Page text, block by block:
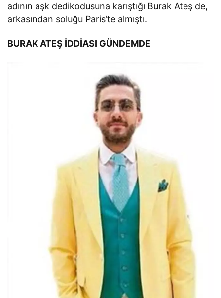
adının aşk dedikodusuna karıştığı Burak Ateş de,
arkasından soluğu Paris’te almıştı.
BURAK ATEŞ İDDİASI GÜNDEMDE